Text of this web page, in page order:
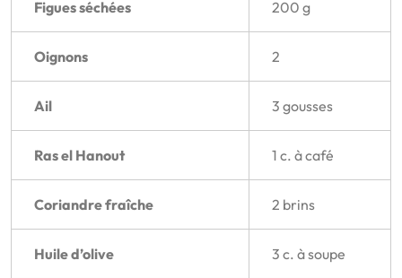
Figues séchées 200 g
Oignons 2
Ail 3 gousses
Ras el Hanout 1 c. à café
Coriandre fraîche 2 brins
Huile d’olive 3 c. à soupe